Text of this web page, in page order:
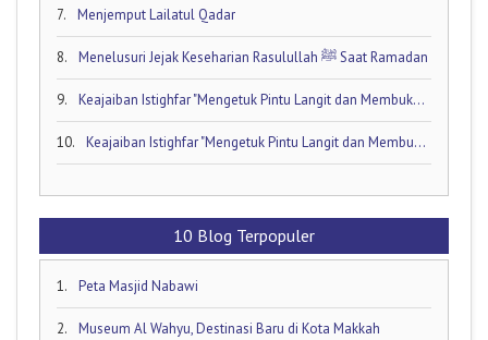
7. Menjemput Lailatul Qadar
8. Menelusuri Jejak Keseharian Rasulullah ﷺ Saat Ramadan
9. Keajaiban Istighfar "Mengetuk Pintu Langit dan Membuka Keran Rezeki yang Tersumbat"
10. Keajaiban Istighfar "Mengetuk Pintu Langit dan Membuka Keran Rezeki yang Tersumbat"
10 Blog Terpopuler
1. Peta Masjid Nabawi
2. Museum Al Wahyu, Destinasi Baru di Kota Makkah